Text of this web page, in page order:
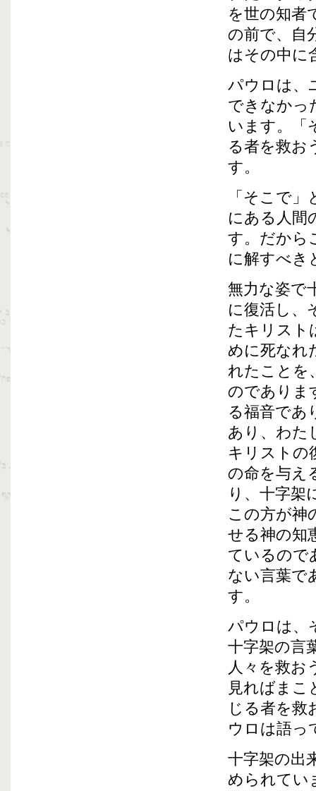
を世の知者
の前で、自
はその中に
パウロは、
できなかっ
います。「
る者を救お
す。
「そこで
にある人間
す。だから
に解すべき
無力な姿で
に復活し、
たキリスト
めに死なれ
れたことを
のでありま
る福音であ
あり、わた
キリストの
の命を与え
り、十字架
この方が神
せる神の知
ているので
ない言葉で
す。
パウロは、
十字架の言
人々を救お
見ればまこ
じる者を救
ウロは語っ
十字架の出
められてい